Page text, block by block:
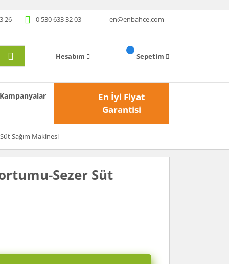
26 0 530 633 32 03 en@enbahce.com
Hesabım Sepetim
En İyi Fiyat
Garantisi
Sağım Makinesi
Sezer Süt